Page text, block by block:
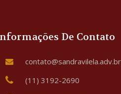
De Contato
contato@sandravilela.adv.br
(11) 3192-2690